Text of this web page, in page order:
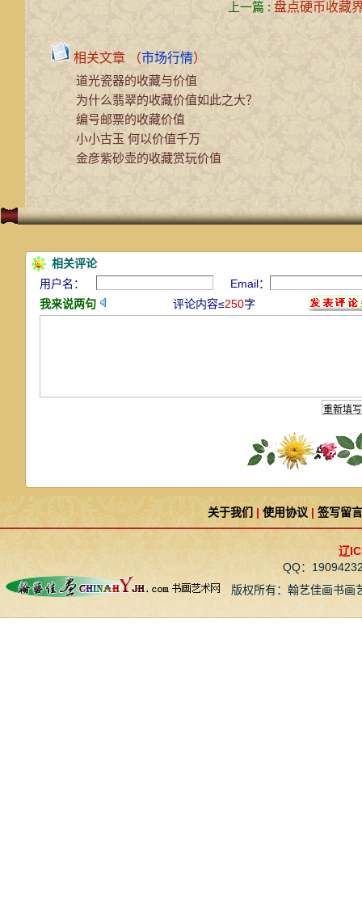
上一篇 : 盘点硬币收藏
相关文章 （市场行情）
道光瓷器的收藏与价值
为什么翡翠的收藏价值如此之大？
编号邮票的收藏价值
小小古玉 何以价值千万
金彦紫砂壶的收藏赏玩价值
相关评论
用户名：
Email：
我来说两句
评论内容≤250字
关于我们 | 使用协议 | 签写留言
辽
QQ：
版权所有：翰艺佳画书